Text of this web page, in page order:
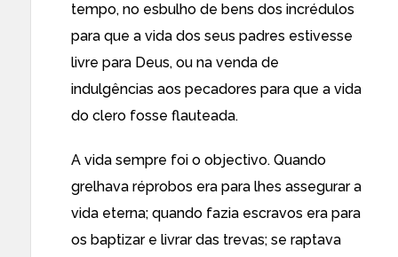
tempo, no esbulho de bens dos incrédulos
para que a vida dos seus padres estivesse
livre para Deus, ou na venda de
indulgências aos pecadores para que a vida
do clero fosse flauteada.
A vida sempre foi o objectivo. Quando
grelhava réprobos era para lhes assegurar a
vida eterna; quando fazia escravos era para
os baptizar e livrar das trevas; se raptava